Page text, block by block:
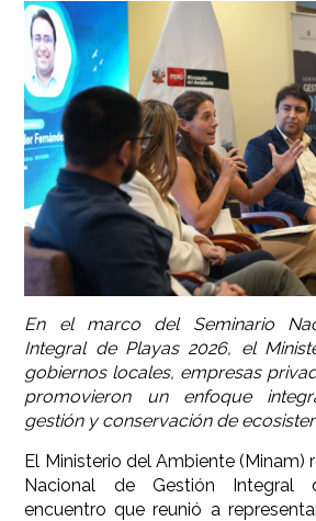
CONTACTO
En el marco del Seminario
Integral de Playas 2026, el
gobiernos locales, empresas
promovieron un enfoque
gestión y conservación de
El Ministerio del Ambiente (Minam)
Nacional de Gestión Integral
encuentro que reunió a